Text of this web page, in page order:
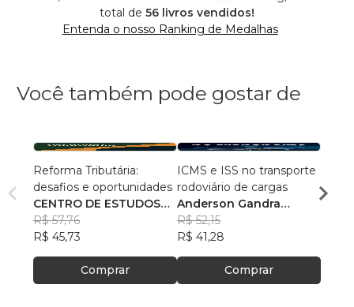
total de 56 livros vendidos!
Entenda o nosso Ranking de Medalhas
Você também pode gostar de
Reforma Tributária:
desafios e oportunidades
CENTRO DE ESTUDOS
R$ 57,76
R$ 45,73
Comprar
ICMS e ISS no transporte
rodoviário de cargas
Anderson Gandra
Machado
R$ 52,15
R$ 41,28
Comprar